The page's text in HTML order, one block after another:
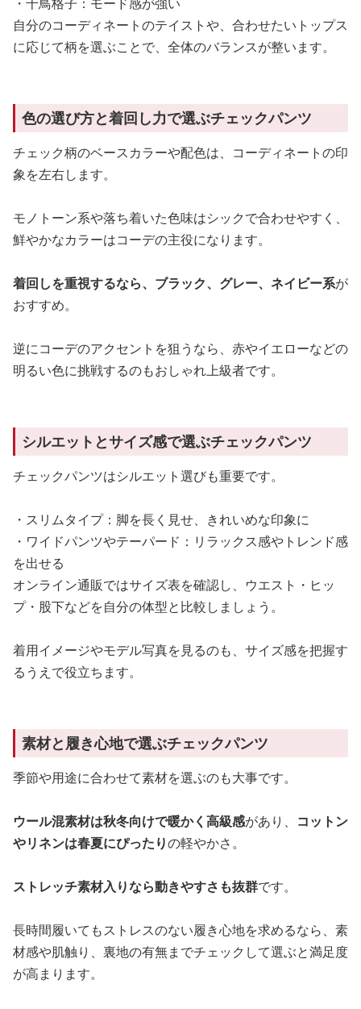
自分のコーディネートのテイストや、合わせたいトップス
に応じて柄を選ぶことで、全体のバランスが整います。
色の選び方と着回し力で選ぶチェックパンツ
チェック柄のベースカラーや配色は、コーディネートの印
象を左右します。
モノトーン系や落ち着いた色味はシックで合わせやすく、
鮮やかなカラーはコーデの主役になります。
着回しを重視するなら、ブラック、グレー、ネイビー系が
おすすめ。
逆にコーデのアクセントを狙うなら、赤やイエローなどの
明るい色に挑戦するのもおしゃれ上級者です。
シルエットとサイズ感で選ぶチェックパンツ
チェックパンツはシルエット選びも重要です。
・スリムタイプ：脚を長く見せ、きれいめな印象に
・ワイドパンツやテーパード：リラックス感やトレンド感
を出せる
オンライン通販ではサイズ表を確認し、ウエスト・ヒッ
プ・股下などを自分の体型と比較しましょう。
着用イメージやモデル写真を見るのも、サイズ感を把握す
るうえで役立ちます。
素材と履き心地で選ぶチェックパンツ
季節や用途に合わせて素材を選ぶのも大事です。
ウール混素材は秋冬向けで暖かく高級感があり、 コットン
やリネンは春夏にぴったりの軽やかさ。
ストレッチ素材入りなら動きやすさも抜群です。
長時間履いてもストレスのない履き心地を求めるなら、素
材感や肌触り、裏地の有無までチェックして選ぶと満足度
が高まります。